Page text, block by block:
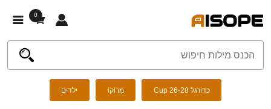
0
כדורגל Cup 26-28 מָרוֹקוֹ ילדים